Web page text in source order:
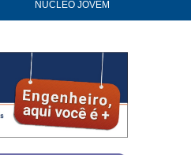
NÚCLEO JOVEM